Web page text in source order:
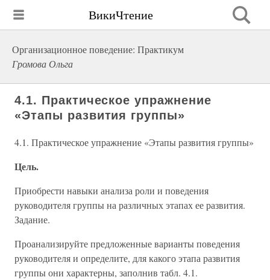
ВикиЧтение
Организационное поведение: Практикум
Громова Ольга
4.1. Практическое упражнение
«Этапы развития группы»
4.1. Практическое упражнение «Этапы развития группы»
Цель.
Приобрести навыки анализа роли и поведения
руководителя группы на различных этапах ее развития.
Задание.
Проанализируйте предложенные варианты поведения
руководителя и определите, для какого этапа развития
группы они характерны, заполнив табл. 4.1.